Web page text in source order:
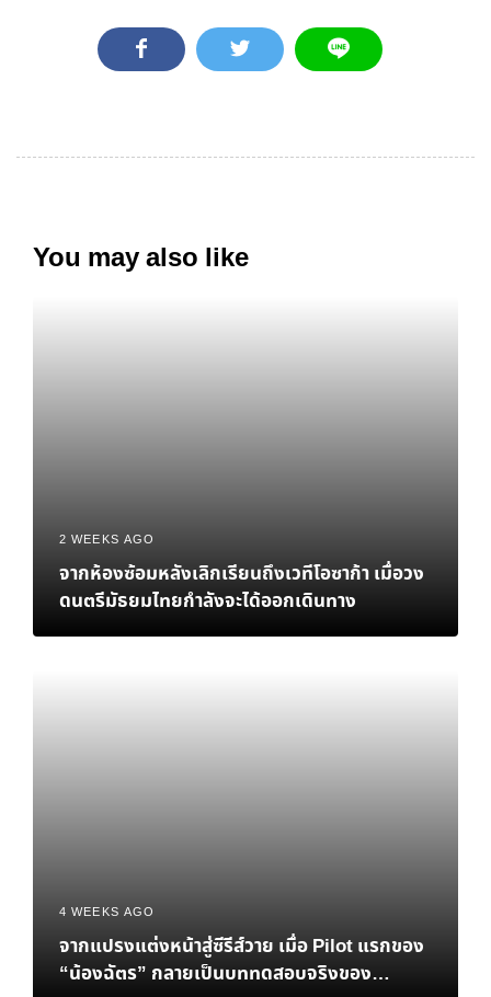
You may also like
2 WEEKS AGO
จากห้องซ้อมหลังเลิกเรียนถึงเวทีโอซาก้า เมื่อวง
ดนตรีมัธยมไทยกำลังจะได้ออกเดินทาง
4 WEEKS AGO
จากแปรงแต่งหน้าสู่ซีรีส์วาย เมื่อ Pilot แรกของ
“น้องฉัตร” กลายเป็นบททดสอบจริงของ